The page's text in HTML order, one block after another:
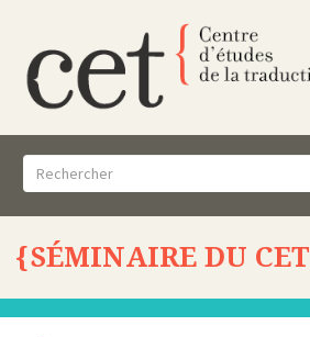
SÉMINAIRE DU CET